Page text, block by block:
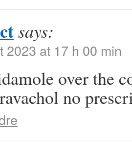
says:
2023 at 17 h 00 min
over the
no